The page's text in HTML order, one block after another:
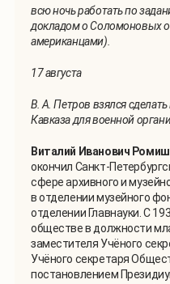
всю ночь работать по
докладом о Соломоновых
американцами).
17 августа
В. А. Петров взялся
Кавказа для военной
Виталий Иванович
окончил Санкт-
сфере архивного и
в отделении музейного
отделении Главнауки. С
обществе в должности
заместителя Учёного
Учёного секретаря
постановлением